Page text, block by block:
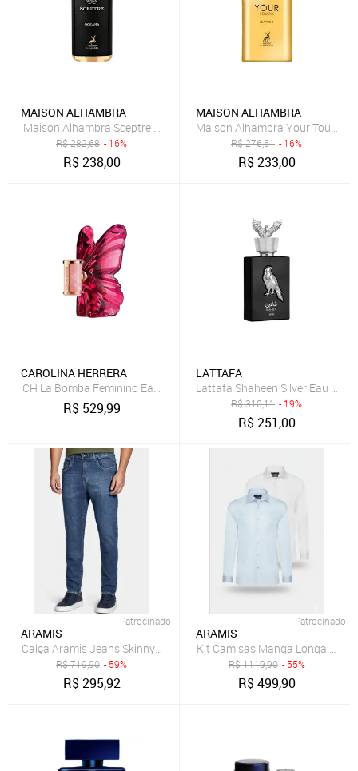
MAISON ALHAMBRA
Maison Alhambra Sceptre Oceana Eau de Parfum - Perfume
R$282,68 - 16%
R$238,00
MAISON ALHAMBRA
Maison Alhambra Your Touch
R$276,61 - 16%
R$233,00
CAROLINA HERRERA
CH La Bomba Feminino Eau de Parfum 30ml
R$ 529,99
LATTAFA
Lattafa Shaheen Silver Eau de
R$310,11 - 19%
R$251,00
Patrocinado
ARAMIS
Calça Aramis Jeans Skinny Blue Azul
R$719,90 - 59%
R$295,92
Patrocinado
ARAMIS
Kit Camisas Manga Longa
R$1119,90 - 55%
R$499,90